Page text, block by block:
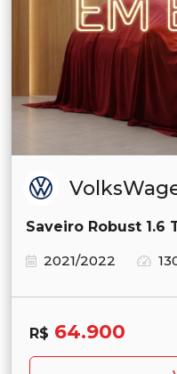
Saveiro Robust 1.6
2021/2022
R$ 64.900